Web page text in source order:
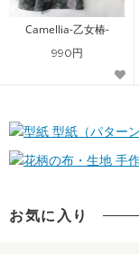
Camellia-乙女椿-
990円
型紙（パターン
手
お気に入り